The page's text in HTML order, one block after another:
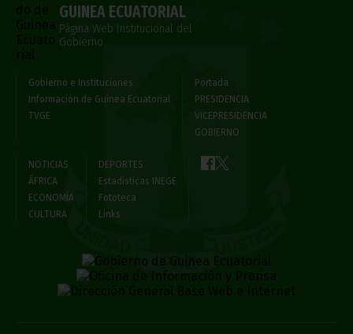
GUINEA ECUATORIAL
Página Web Institucional del
Gobierno
Gobierno e Instituciones
Información de Guinea Ecuatorial
TVGE
Portada
PRESIDENCIA
VICEPRESIDENCIA
GOBIERNO
NOTICIAS
ÁFRICA
ECONOMÍA
CULTURA
DEPORTES
Estadísticas INEGE
Fototeca
Links